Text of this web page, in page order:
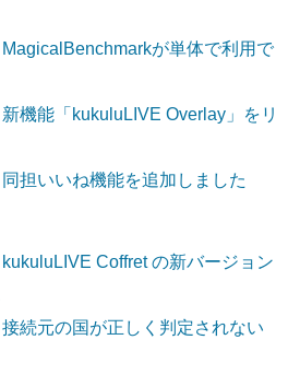
MagicalBenchmarkが単体で利用で
新機能「kukuluLIVE Overlay」をリ
同担いいね機能を追加しました
kukuluLIVE Coffret の新バージョン
接続元の国が正しく判定されない